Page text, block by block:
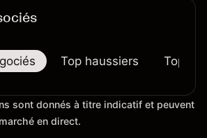
Top haussiers Top
sont donnés à titre indicatif et peuvent
en direct.